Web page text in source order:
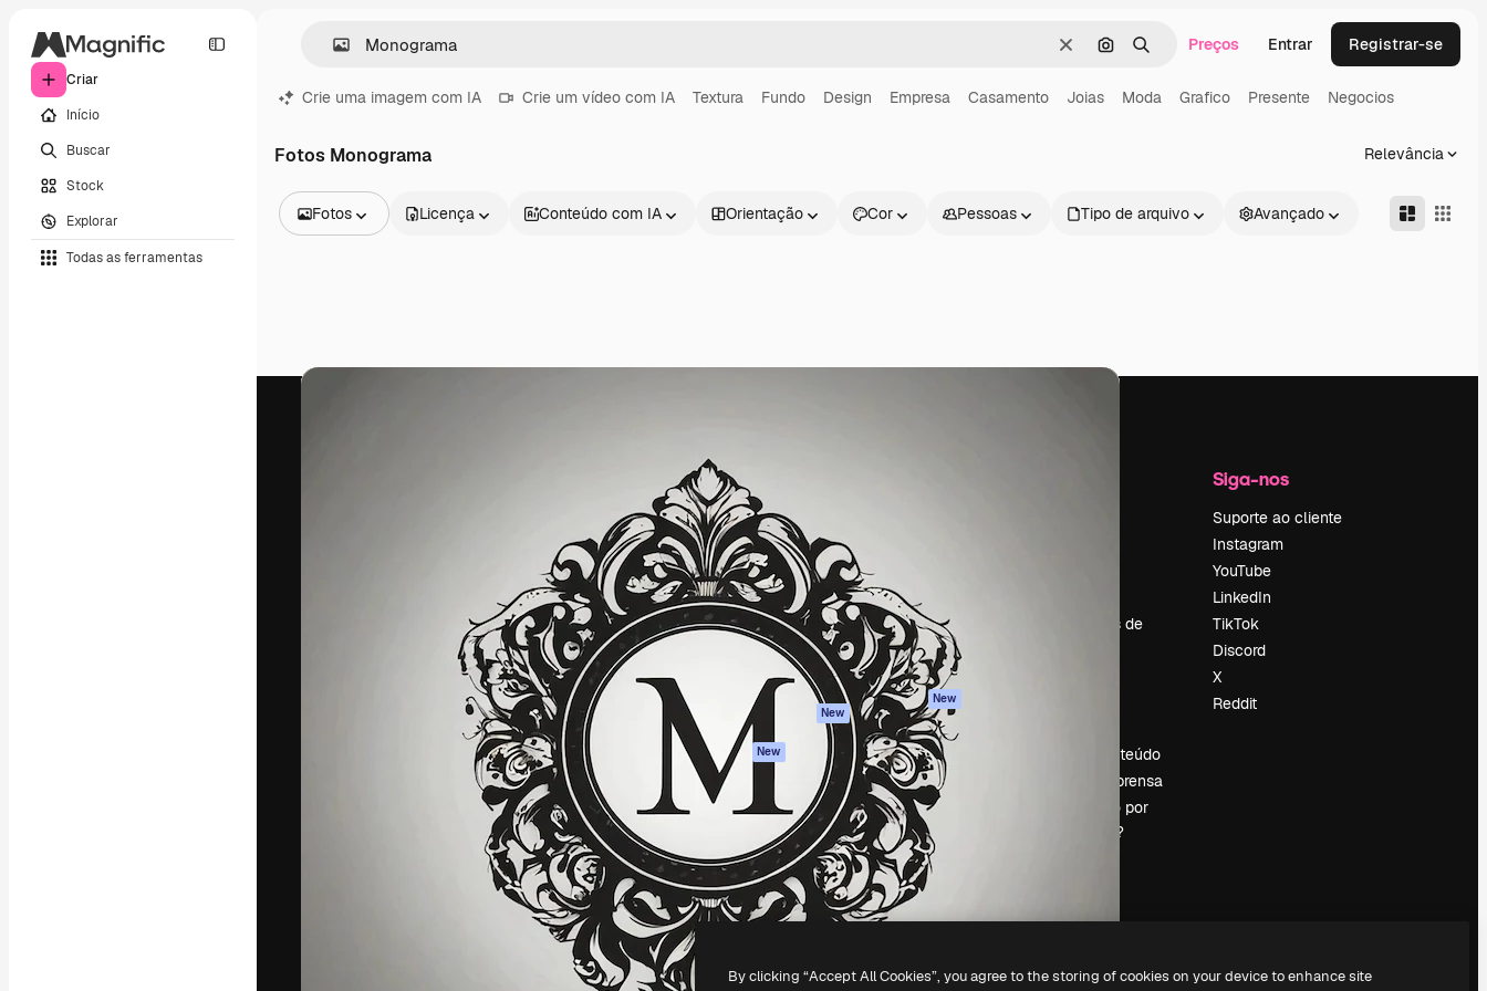
Criar
Início
Buscar
Stock
Explorar
Todas as ferramentas
LimparPesquisar por imagem
BuscarPreços Entrar Registrar-se
Crie uma imagem com IA Crie um vídeo com IA Textura Fundo Design Empresa Casamento Joias Moda Grafico Presente Negocios
Fotos Monograma Relevância
Fotos
Vídeos
Licença Conteúdo com IA Orientação Cor Pessoas Tipo de arquivo Avançado
A plataforma criativa para você direcionar
seu melhor trabalho. Mais de 1 milhão de
assinantes entre criativos, empresas,
Produtos
Spaces
Assistente de IA
Gerador de
imagens
Gerador de vídeos
Texto para voz
Conteúdo de stock
MCP para
Claude/ChatGPT
New
Agentes New
API
App móvel
ferramentas
Atendimento
Termos e
condições
Política de
privacidade
Originais New
Política de cookies
Central de
confiabilidade
Afiliados
Empresas
Tendências de
Vender conteúdo
Sala de imprensa
Procurando por
magnific.ai?
Siga-nos
Suporte ao cliente
Instagram
YouTube
LinkedIn
TikTok
Discord
X
Reddit
2026Freepik Company S.L.U.Todos os direitos reservados.
By clicking “Accept All Cookies”, you agree to the storing of cookies on your device to enhance site